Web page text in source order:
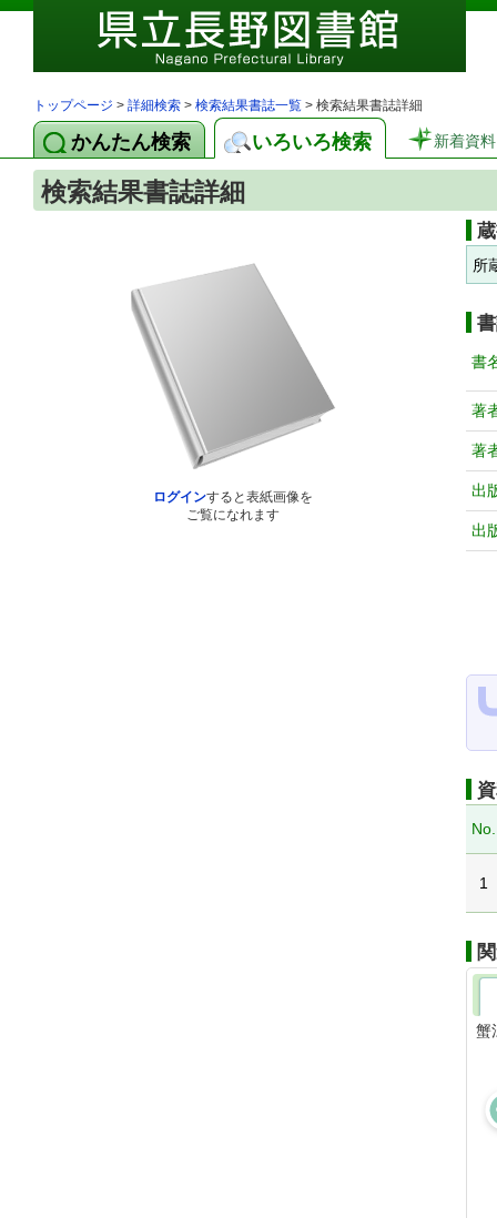
トップページ > 詳細検索 > 検索結果書誌一覧 > 検索結果書誌詳細
かんたん検索 いろいろ検索 新着資料
検索結果書誌詳細
ログインすると表紙画像を
ご覧になれます
所
書
著
著
出
出
No.
1
蟹